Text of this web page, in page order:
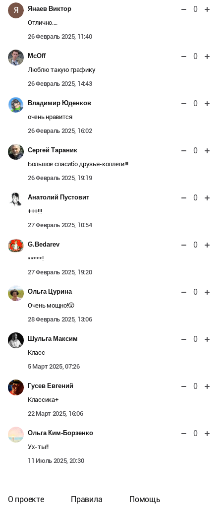
Я Янаев Виктор 0
Отлично....
26 Февраль 2025, 11:40
McOff 0
Люблю такую графику
26 Февраль 2025, 14:43
Владимир Юденков 0
очень нравится
26 Февраль 2025, 16:02
Сергей Тараник 0
Большое спасибо друзья-коллеги!!!
26 Февраль 2025, 19:19
Анатолий Пустовит 0
+++!!!
27 Февраль 2025, 10:54
G.Bedarev 0
*****!
27 Февраль 2025, 19:20
Ольга Цурина 0
Очень мощно!😲
28 Февраль 2025, 13:06
Шульга Максим 0
Класс
5 Март 2025, 07:26
Гусев Евгений 0
Классика+
22 Март 2025, 16:06
Ольга Ким-Борзенко 0
Ух-ты!!
11 Июль 2025, 20:30
О проекте Правила Помощь